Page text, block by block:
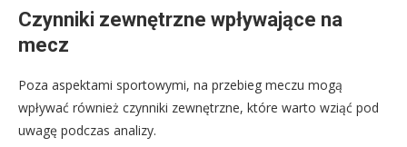
Czynniki zewnętrzne wpływające na
mecz
Poza aspektami sportowymi, na przebieg meczu mogą
wpływać również czynniki zewnętrzne, które warto wziąć pod
uwagę podczas analizy.